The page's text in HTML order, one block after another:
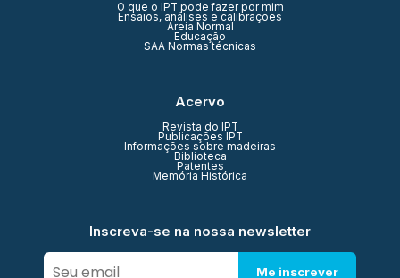
O que o IPT pode fazer por mim
Ensaios, análises e calibrações
Areia Normal
Educação
SAA Normas técnicas
Acervo
Revista do IPT
Publicações IPT
Informações sobre madeiras
Biblioteca
Patentes
Memória Histórica
Inscreva-se na nossa newsletter
Me inscrever